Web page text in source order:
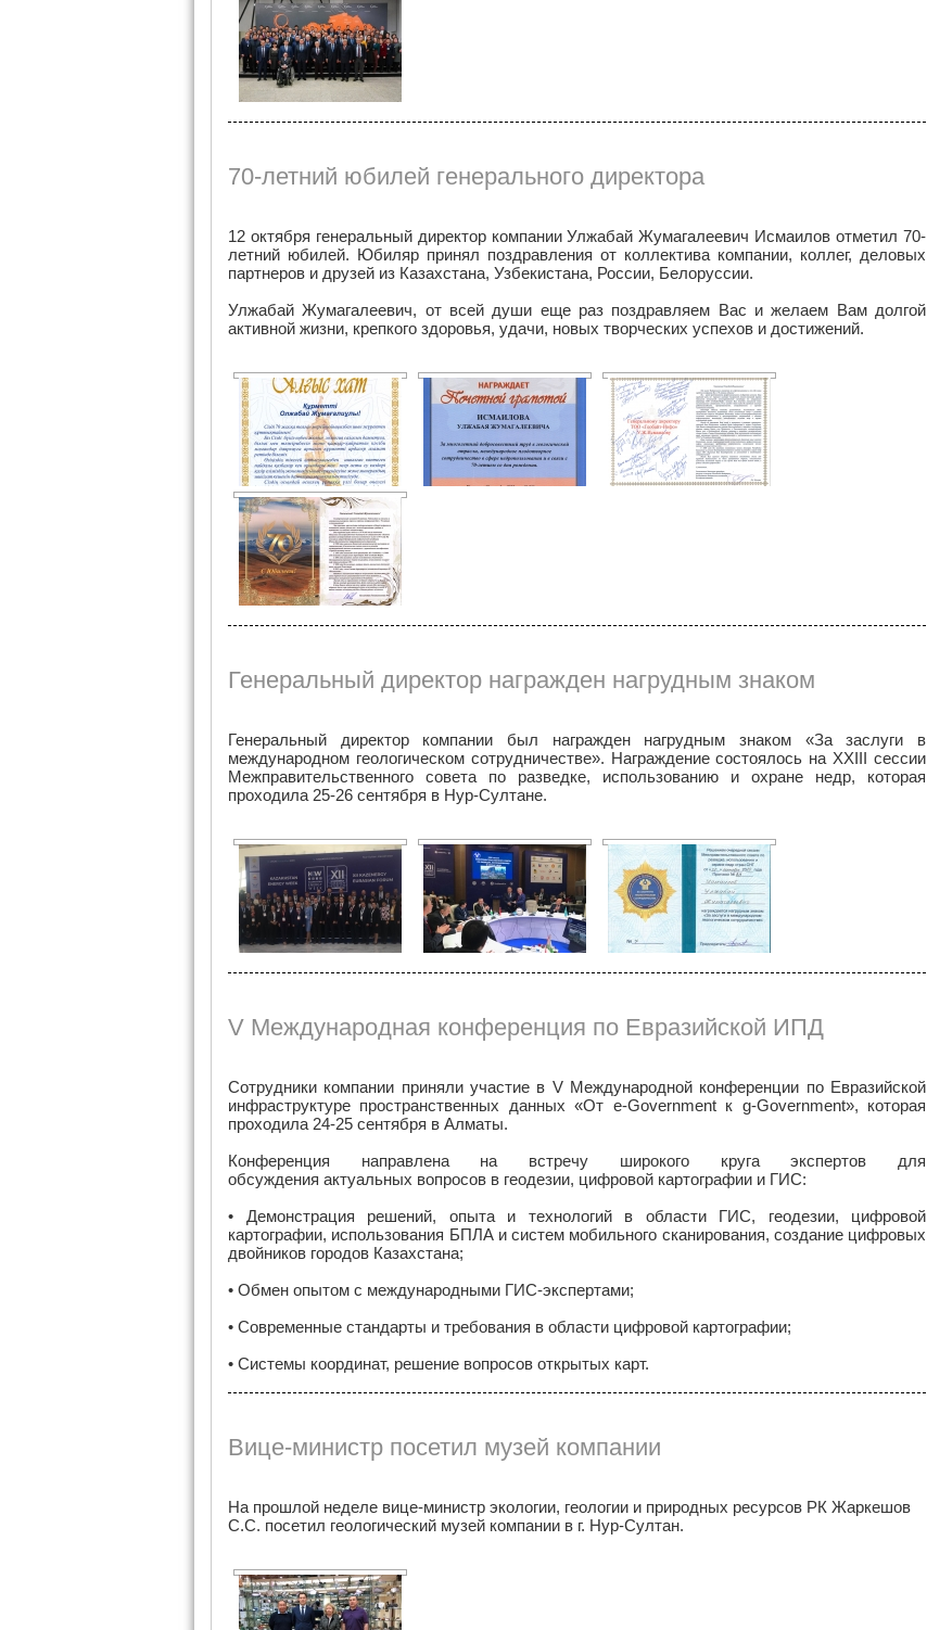
70-летний юбилей генерального директора
12 октября генеральный директор компании Улжабай Жумагалеевич Исмаилов отметил 70-
летний юбилей. Юбиляр принял поздравления от коллектива компании, коллег, деловых
партнеров и друзей из Казахстана, Узбекистана, России, Белоруссии.
Улжабай Жумагалеевич, от всей души еще раз поздравляем Вас и желаем Вам долгой
активной жизни, крепкого здоровья, удачи, новых творческих успехов и достижений.
Генеральный директор награжден нагрудным знаком
Генеральный директор компании был награжден нагрудным знаком «За заслуги в
международном геологическом сотрудничестве». Награждение состоялось на XXIII сессии
Межправительственного совета по разведке, использованию и охране недр, которая
проходила 25-26 сентября в Нур-Султане.
V Международная конференция по Евразийской ИПД
Сотрудники компании приняли участие в V Международной конференции по Евразийской
инфраструктуре пространственных данных «От e-Government к g-Government», которая
проходила 24-25 сентября в Алматы.
Конференция направлена на встречу широкого круга экспертов для
обсуждения актуальных вопросов в геодезии, цифровой картографии и ГИС:
• Демонстрация решений, опыта и технологий в области ГИС, геодезии, цифровой
картографии, использования БПЛА и систем мобильного сканирования, создание цифровых
двойников городов Казахстана;
• Обмен опытом с международными ГИС-экспертами;
• Современные стандарты и требования в области цифровой картографии;
• Системы координат, решение вопросов открытых карт.
Вице-министр посетил музей компании
На прошлой неделе вице-министр экологии, геологии и природных ресурсов РК Жаркешов
С.С. посетил геологический музей компании в г. Нур-Султан.